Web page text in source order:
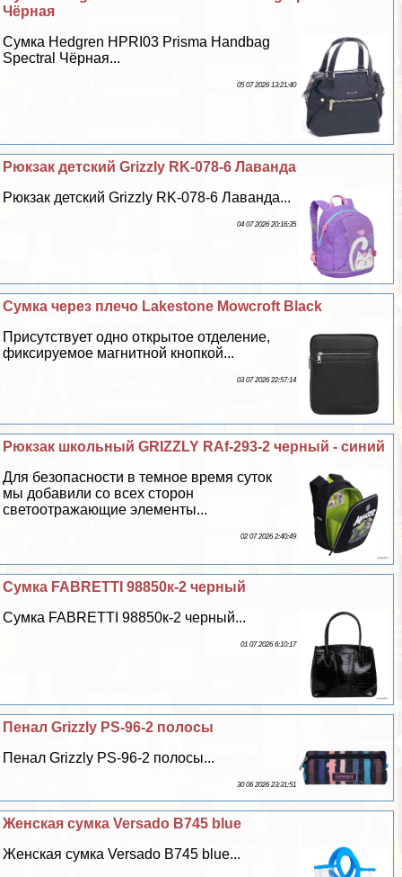
Чёрная
Сумка Hedgren HPRI03 Prisma Handbag
Spectral Чёрная...
05 07 2026 13:21:40
Рюкзак детский Grizzly RK-078-6 Лаванда
Рюкзак детский Grizzly RK-078-6 Лаванда...
04 07 2026 20:16:35
Сумка через плечо Lakestone Mowcroft Black
Присутствует одно открытое отделение,
фиксируемое магнитной кнопкой...
03 07 2026 22:57:14
Рюкзак школьный GRIZZLY RAf-293-2 черный - синий
Для безопасности в темное время суток
мы добавили со всех сторон
светоотражающие элементы...
02 07 2026 2:40:49
Сумка FABRETTI 98850к-2 черный
Сумка FABRETTI 98850к-2 черный...
01 07 2026 6:10:17
Пенал Grizzly PS-96-2 полосы
Пенал Grizzly PS-96-2 полосы...
30 06 2026 23:31:51
Женская сумка Versado B745 blue
Женская сумка Versado B745 blue...